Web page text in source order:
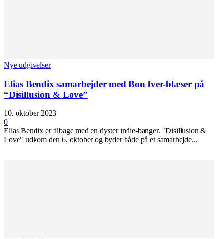
Nye udgivelser
Elias Bendix samarbejder med Bon Iver-blæser på
“Disillusion & Love”
10. oktober 2023
0
Elias Bendix er tilbage med en dyster indie-banger. "Disillusion &
Love" udkom den 6. oktober og byder både på et samarbejde...